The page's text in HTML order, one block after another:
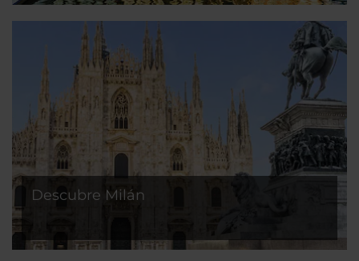
Descubre Milán